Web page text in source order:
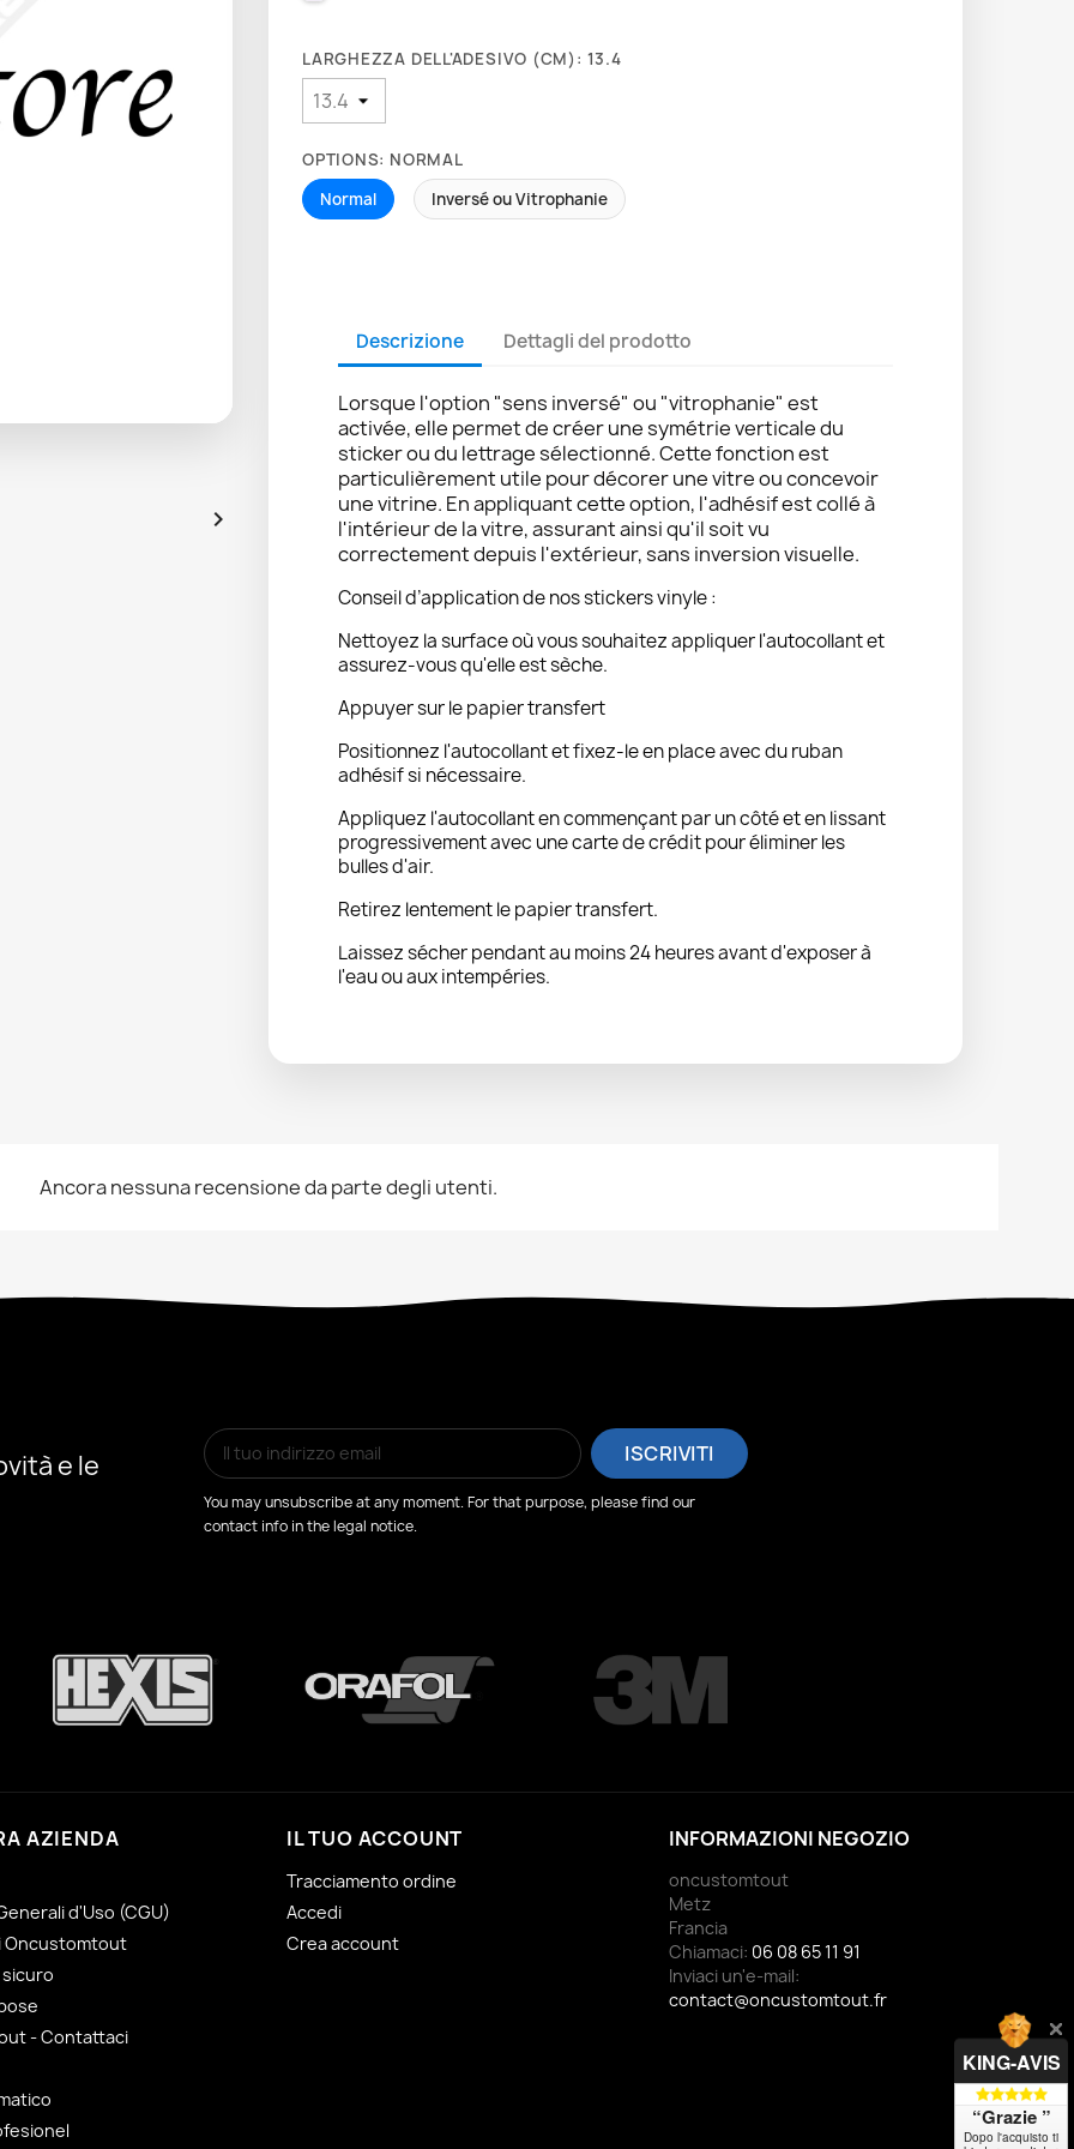

LARGHEZZA DELL'ADESIVO (CM): 13.4
OPTIONS: NORMAL
Normal
Inversé ou Vitrophanie
Descrizione Dettagli del prodotto
Lorsque l'option "sens inversé" ou "vitrophanie" est
activée, elle permet de créer une symétrie verticale du
sticker ou du lettrage sélectionné. Cette fonction est
particulièrement utile pour décorer une vitre ou concevoir
une vitrine. En appliquant cette option, l'adhésif est collé à
l'intérieur de la vitre, assurant ainsi qu'il soit vu
correctement depuis l'extérieur, sans inversion visuelle.
Conseil d’application de nos stickers vinyle :
Nettoyez la surface où vous souhaitez appliquer l'autocollant et
assurez-vous qu'elle est sèche.
Appuyer sur le papier transfert
Positionnez l'autocollant et fixez-le en place avec du ruban
adhésif si nécessaire.
Appliquez l'autocollant en commençant par un côté et en lissant
progressivement avec une carte de crédit pour éliminer les
bulles d'air.
Retirez lentement le papier transfert.
Laissez sécher pendant au moins 24 heures avant d'exposer à
l'eau ou aux intempéries.
Ancora nessuna recensione da parte degli utenti.
e le
You may unsubscribe at any moment. For that purpose, please find our
contact info in the legal notice.
AZIENDA
d'Uso (CGU)
Oncustomtout
- Contattaci
IL TUO ACCOUNT
Tracciamento ordine
Accedi
Crea account
INFORMAZIONI NEGOZIO
oncustomtout
Metz
Francia
Chiamaci: 06 08 65 11 91
Inviaci un'e-mail:
contact@oncustomtout.fr
KING-AVIS
“Grazie ”
Dopo l'acquisto ti